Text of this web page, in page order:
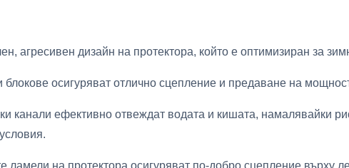
агресивен дизайн на протектора, който е оптимизиран за
осигуряват отлично сцепление и предаване на
канали ефективно отвеждат водата и кишата, намалявайки
на протектора осигуряват по-добро сцепление върху